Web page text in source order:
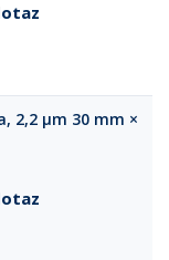
2,2 µm 30 mm ×